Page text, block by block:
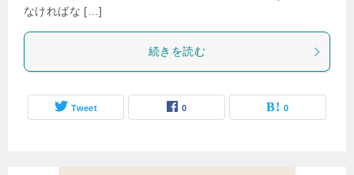
なければな […]
続きを読む
Tweet 0 0